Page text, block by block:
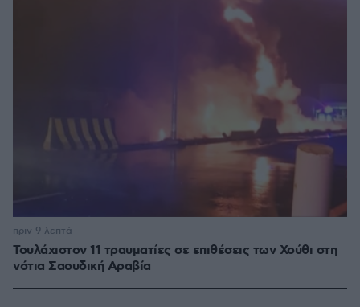
Τουλάχιστον 11 τραυματίες σε επιθέσεις των Χούθι στη
νότια Σαουδική Αραβία
πριν 9 λεπτά